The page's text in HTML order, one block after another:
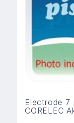
Electrode 7
CORELEC